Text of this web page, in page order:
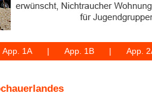
App. 1A App. 1B App.